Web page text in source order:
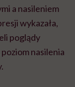
a nasileniem
wykazała,
poglądy
nasilenia